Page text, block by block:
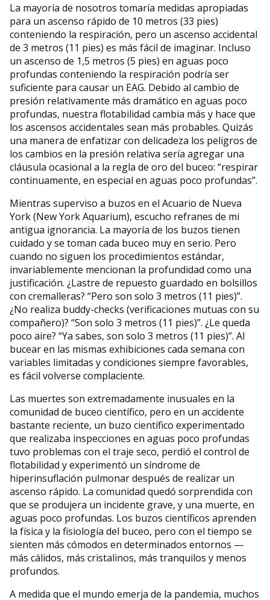
La mayoría de nosotros tomaría medidas apropiadas
para un ascenso rápido de 10 metros (33 pies)
conteniendo la respiración, pero un ascenso accidental
de 3 metros (11 pies) es más fácil de imaginar. Incluso
un ascenso de 1,5 metros (5 pies) en aguas poco
profundas conteniendo la respiración podría ser
suficiente para causar un EAG. Debido al cambio de
presión relativamente más dramático en aguas poco
profundas, nuestra flotabilidad cambia más y hace que
los ascensos accidentales sean más probables. Quizás
una manera de enfatizar con delicadeza los peligros de
los cambios en la presión relativa sería agregar una
cláusula ocasional a la regla de oro del buceo: “respirar
continuamente, en especial en aguas poco profundas”.
Mientras superviso a buzos en el Acuario de Nueva
York (New York Aquarium), escucho refranes de mi
antigua ignorancia. La mayoría de los buzos tienen
cuidado y se toman cada buceo muy en serio. Pero
cuando no siguen los procedimientos estándar,
invariablemente mencionan la profundidad como una
justificación. ¿Lastre de repuesto guardado en bolsillos
con cremalleras? “Pero son solo 3 metros (11 pies)”.
¿No realiza buddy-checks (verificaciones mutuas con su
compañero)? “Son solo 3 metros (11 pies)”. ¿Le queda
poco aire? “Ya sabes, son solo 3 metros (11 pies)”. Al
bucear en las mismas exhibiciones cada semana con
variables limitadas y condiciones siempre favorables,
es fácil volverse complaciente.
Las muertes son extremadamente inusuales en la
comunidad de buceo científico, pero en un accidente
bastante reciente, un buzo científico experimentado
que realizaba inspecciones en aguas poco profundas
tuvo problemas con el traje seco, perdió el control de
flotabilidad y experimentó un síndrome de
hiperinsuflación pulmonar después de realizar un
ascenso rápido. La comunidad quedó sorprendida con
que se produjera un incidente grave, y una muerte, en
aguas poco profundas. Los buzos científicos aprenden
la física y la fisiología del buceo, pero con el tiempo se
sienten más cómodos en determinados entornos —
más cálidos, más cristalinos, más tranquilos y menos
profundos.
A medida que el mundo emerja de la pandemia, muchos